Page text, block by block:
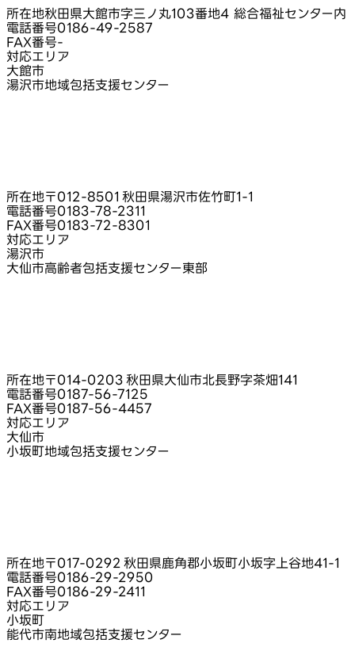
所在地秋田県大館市字三ノ丸103番地4 総合福祉センター内
電話番号0186-49-2587
FAX番号-
対応エリア
大館市
湯沢市地域包括支援センター
所在地〒012-8501 秋田県湯沢市佐竹町1‑1
電話番号0183-78-2311
FAX番号0183-72-8301
対応エリア
湯沢市
大仙市高齢者包括支援センター東部
所在地〒014-0203 秋田県大仙市北長野字茶畑141
電話番号0187-56-7125
FAX番号0187-56-4457
対応エリア
大仙市
小坂町地域包括支援センター
所在地〒017-0292 秋田県鹿角郡小坂町小坂字上谷地41‑1
電話番号0186-29-2950
FAX番号0186-29-2411
対応エリア
小坂町
能代市南地域包括支援センター